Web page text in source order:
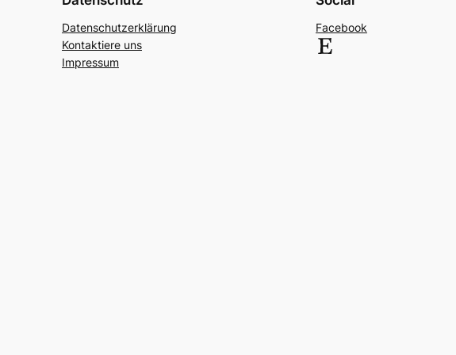
Datenschutzerklärung
Kontaktiere uns
Impressum
Facebook
Etsy